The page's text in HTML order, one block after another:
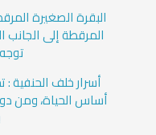
البقرة الصغيرة
المرقطة إلى
أسرار خلف
أساس الحياة، ومن